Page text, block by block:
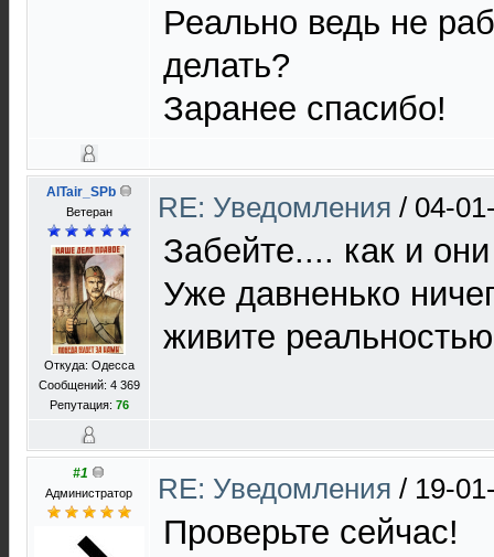
Реально ведь не
делать?
Заранее спасибо!
AlTair_SPb
Ветеран
Откуда: Одесса
Сообщений: 4 369
Репутация: 76
RE: Уведомления / 04-
Забейте.... как и
Уже давненько
живите
#1
Администратор RE: Уведомления / 19-
Проверьте сейчас!